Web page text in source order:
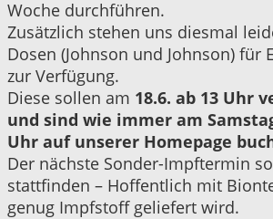
Woche durchführen.
Zusätzlich stehen uns diesmal
Dosen (Johnson und Johnson) für
zur Verfügung.
Diese sollen am 18.6. ab 13 Uhr
und sind wie immer am
Uhr auf unserer Homepage
Der nächste Sonder-Impftermin
stattfinden – Hoffentlich mit
genug Impfstoff geliefert wird.